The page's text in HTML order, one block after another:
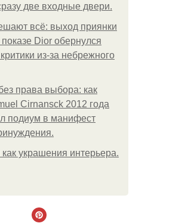
две входные двери.
всё: выход приянки
Dior обернулся
из-за небрежного
права выбора: как
Cirnansck 2012 года
подиум в манифест
как украшения интерьера.